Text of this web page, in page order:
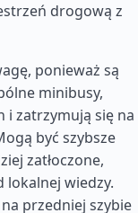
drogową z
ponieważ są
minibusy,
i zatrzymują się na
być szybsze
zatłoczone,
wiedzy.
przedniej szybie